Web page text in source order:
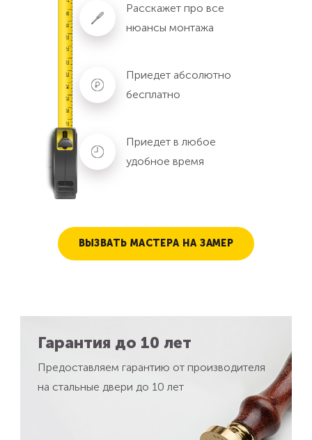
Расскажет про все
нюансы монтажа
Приедет абсолютно
бесплатно
Приедет в любое
удобное время
ВЫЗВАТЬ МАСТЕРА НА ЗАМЕР
Гарантия до 10 лет
Предоставляем гарантию от производителя
на стальные двери до 10 лет